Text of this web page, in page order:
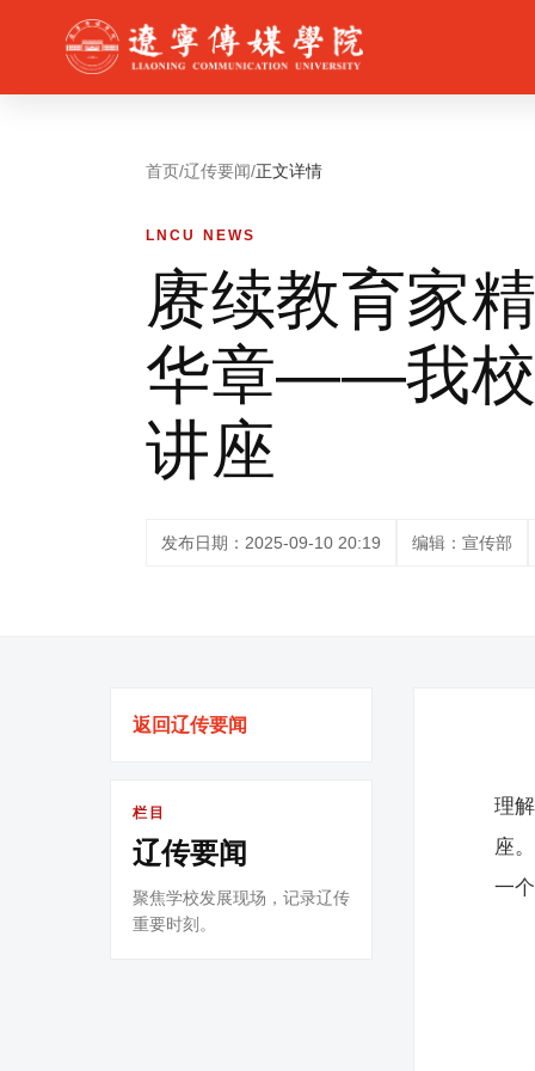
首页/辽传要闻/正文详情
LNCU NEWS
赓续教育家
华章——我校
讲座
发布日期：2025-09-10 20:19 编辑：宣传部
返回辽传要闻
栏目
辽传要闻
聚焦学校发展现场，记录辽传
重要时刻。
理
座
一